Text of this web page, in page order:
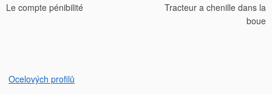
de
Le compte pénibilité
Tracteur a chenille dans la
boue
Ocelových profilů